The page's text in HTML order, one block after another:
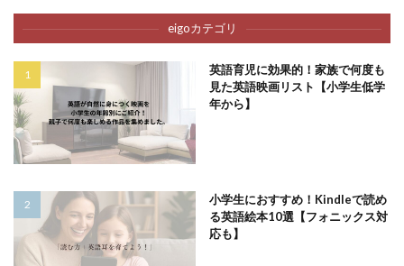
eigoカテゴリ
英語育児に効果的！家族で何度も
見た英語映画リスト【小学生低学
年から】
小学生におすすめ！Kindleで読め
る英語絵本10選【フォニックス対
応も】